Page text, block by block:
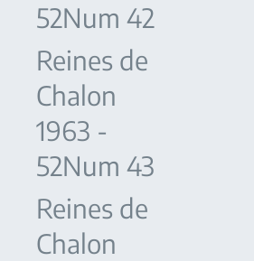
52Num 42
Reines de
Chalon
1963 -
52Num 43
Reines de
Chalon